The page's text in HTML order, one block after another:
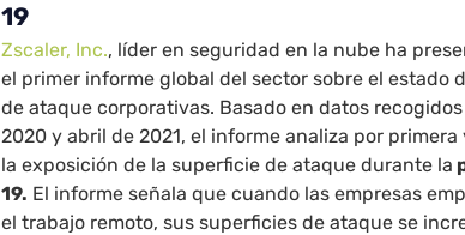
19
Zscaler, Inc., líder en seguridad en la nube ha
el primer informe global del sector sobre el estado
de ataque corporativas. Basado en datos
2020 y abril de 2021, el informe analiza por
la exposición de la superficie de ataque durante la
19. El informe señala que cuando las empresas
el trabajo remoto, sus superficies de ataque se